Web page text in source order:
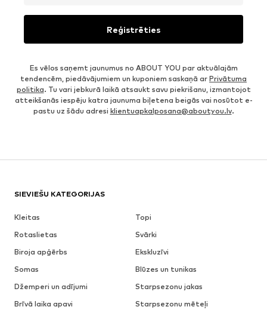
Reģistrēties
Es vēlos saņemt jaunumus no ABOUT YOU par aktuālajām
tendencēm, piedāvājumiem un kuponiem saskaņā ar Privātuma
politika. Tu vari jebkurā laikā atsaukt savu piekrišanu, izmantojot
atteikšanās iespēju katra jaunuma biļetena beigās vai nosūtot e-
pastu uz šādu adresi klientuapkalposana@aboutyou.lv.
SIEVIEŠU KATEGORIJAS
Kleitas
Topi
Rotaslietas
Svārki
Biroja apģērbs
Ekskluzīvi
Somas
Blūzes un tunikas
Džemperi un adījumi
Starpsezonu jakas
Brīvā laika apavi
Starpsezonu mēteļi